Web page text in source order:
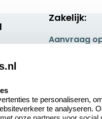
Zakelijk:
Aanvraag
Sale
te personaliseren,
te analyseren.